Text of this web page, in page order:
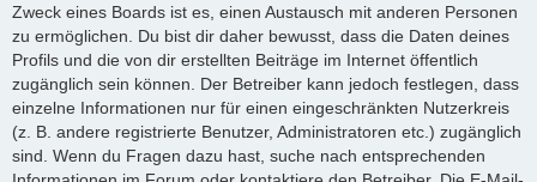
Zweck eines Boards ist es, einen Austausch mit anderen Personen
zu ermöglichen. Du bist dir daher bewusst, dass die Daten deines
Profils und die von dir erstellten Beiträge im Internet öffentlich
zugänglich sein können. Der Betreiber kann jedoch festlegen, dass
einzelne Informationen nur für einen eingeschränkten Nutzerkreis
(z. B. andere registrierte Benutzer, Administratoren etc.) zugänglich
sind. Wenn du Fragen dazu hast, suche nach entsprechenden